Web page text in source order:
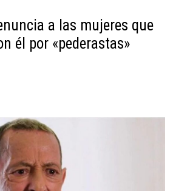
a las mujeres que
él por «pederastas»